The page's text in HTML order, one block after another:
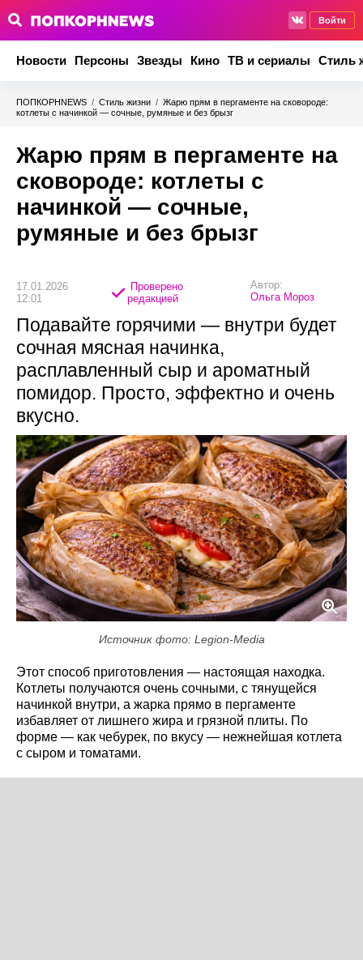
Войти
Новости Персоны Звезды Кино ТВ и сериалы Стиль
ПОПКОРНNEWS / Стиль жизни / Жарю прям в пергаменте на сковороде:
котлеты с начинкой — сочные, румяные и без брызг
Жарю прям в пергаменте на
сковороде: котлеты с
начинкой — сочные,
румяные и без брызг
17.01.2026
12:01
Проверено
редакцией
Автор:
Ольга Мороз
Подавайте горячими — внутри будет
сочная мясная начинка,
расплавленный сыр и ароматный
помидор. Просто, эффектно и очень
вкусно.
Источник фото: Legion-Media
Этот способ приготовления — настоящая находка.
Котлеты получаются очень сочными, с тянущейся
начинкой внутри, а жарка прямо в пергаменте
избавляет от лишнего жира и грязной плиты. По
форме — как чебурек, по вкусу — нежнейшая котлета
с сыром и томатами.